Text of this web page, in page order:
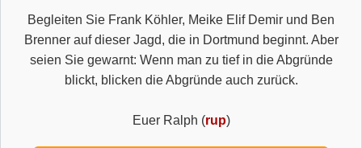
Begleiten Sie Frank Köhler, Meike Elif Demir und Ben
Brenner auf dieser Jagd, die in Dortmund beginnt. Aber
seien Sie gewarnt: Wenn man zu tief in die Abgründe
blickt, blicken die Abgründe auch zurück.
Euer Ralph (rup)